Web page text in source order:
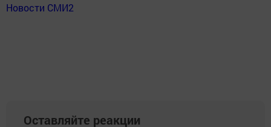
Новости СМИ2
Оставляйте реакции